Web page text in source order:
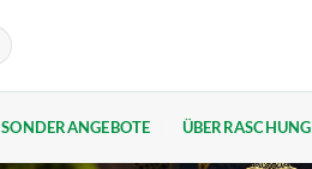
SONDERANGEBOTE ÜBERRASCHUNG